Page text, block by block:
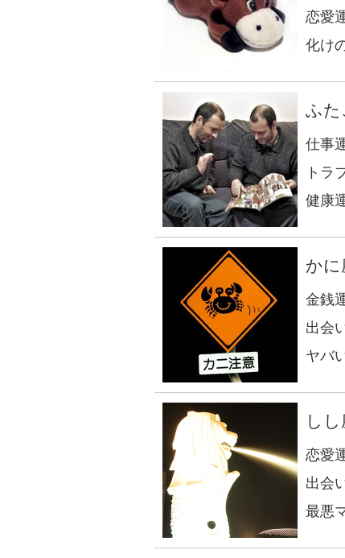
恋愛
化け
ふた
仕事
トラ
健康
かに
金銭
出会
ヤバ
しし
恋愛
出会
最悪